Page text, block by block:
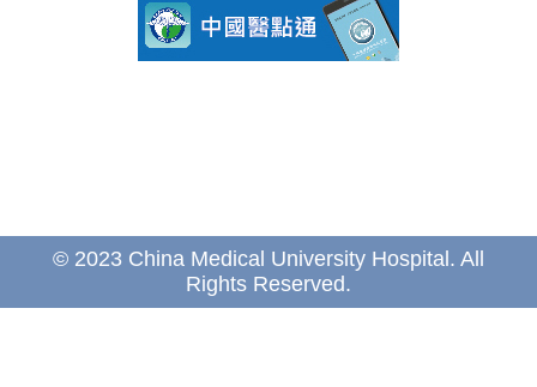
© 2023 China Medical University Hospital. All
Rights Reserved.